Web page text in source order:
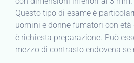
Questo tipo di esame è
uomini e donne fumatori con
è richiesta preparazione. Può
mezzo di contrasto endovena se